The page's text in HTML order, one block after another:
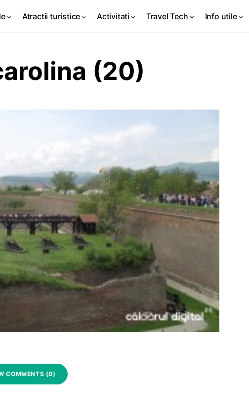
Atractii turistice Activitati Travel Tech Info utile
(20)
COMMENTS (0)